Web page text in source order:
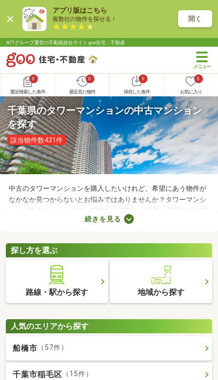
アプリ版はこちら
複数社の物件を探せる！ 開く
NTTグループ運営の不動産総合サイト goo住宅・不動産
0
最近検索した条件
0
最近見た物件
0
保存した条件
0
お気に入り
千葉県のタワーマンションの中古マンション
を探す
該当物件数431件
中古のタワーマンションを購入したいけれど、希望にあう物件が
なかなか見つからないとお悩みではありませんか？タワーマンシ
ョンは数多くあり、物件や階層別に間取り・設備・家賃などが異
なります。複数の物件を比較したうえで、希望にあうお部屋を見
ますので、物件の特徴を見比べてみましょう。
続きを見る
探し方を選ぶ
路線・駅から探す 地域から探す
人気のエリアから探す
船橋市 （57件）
千葉市稲毛区 （15件）